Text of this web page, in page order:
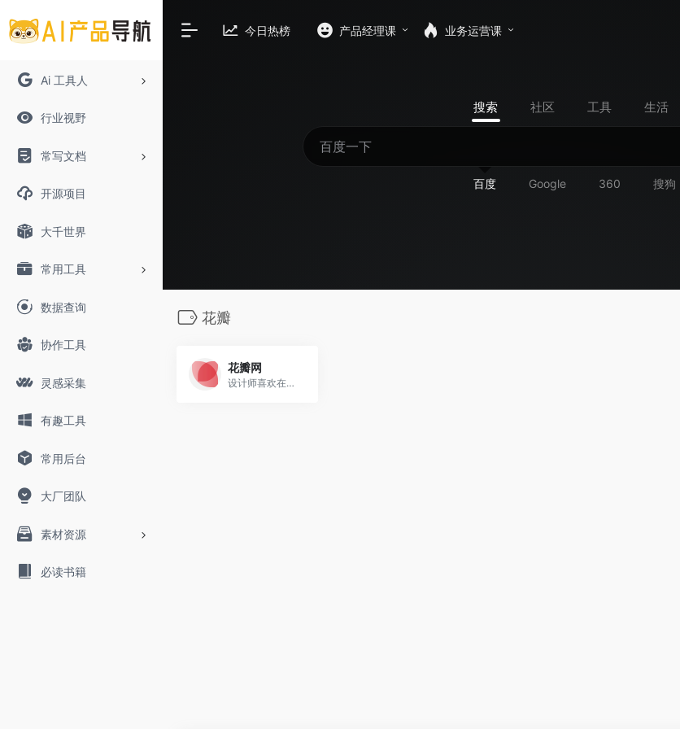
Ai 工具人
行业视野
常写文档
开源项目
大千世界
常用工具
数据查询
协作工具
灵感采集
有趣工具
常用后台
大厂团队
素材资源
必读书籍
今日热榜 产品经理课 业务运营课
搜索 社区 工具 生活
百度 Google 360 搜狗
花瓣
花瓣网
设计师喜欢在这里“抄袭”